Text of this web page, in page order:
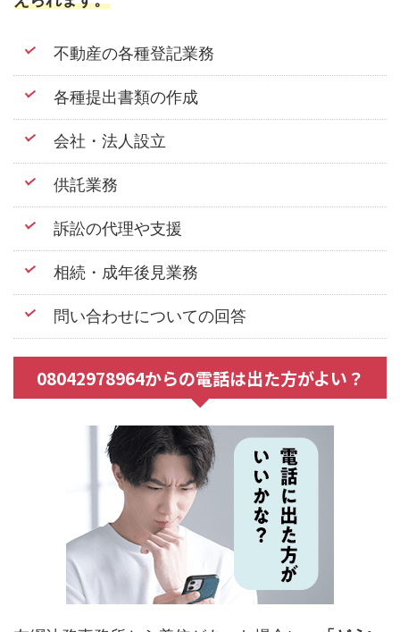
不動産の各種登記業務
各種提出書類の作成
会社・法人設立
供託業務
訴訟の代理や支援
相続・成年後見業務
問い合わせについての回答
08042978964からの電話は出た方がよい？